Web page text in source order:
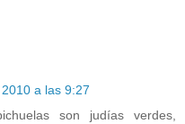
a las 9:27
son judías verdes,